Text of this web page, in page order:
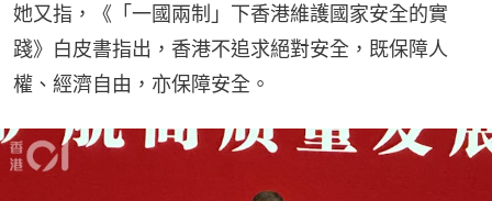
她又指，《「一國兩制」下香港維護國家安全的實
踐》白皮書指出，香港不追求絕對安全，既保障人
權、經濟自由，亦保障安全。